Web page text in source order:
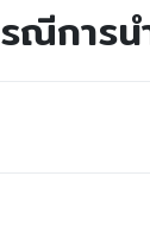
การน